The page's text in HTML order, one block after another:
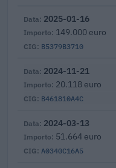
B5379B3710
2025-01-16
149.000 euro
B461810A4C
2024-11-21
20.118 euro
A0340C16A5
2024-03-13
51.664 euro